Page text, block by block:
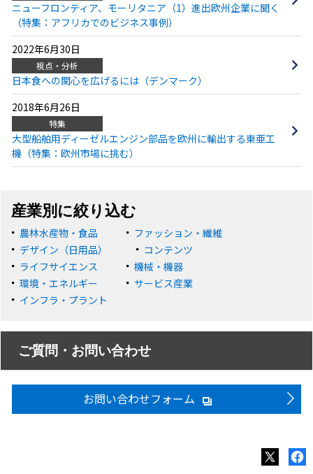
ニューフロンティア、モーリタニア（1）進出欧州企業に聞く
（特集：アフリカでのビジネス事例）
2022年6月30日
視点・分析
日本食への関心を広げるには（デンマーク）
2018年6月26日
特集
大型船舶用ディーゼルエンジン部品を欧州に輸出する東亜工
機（特集：欧州市場に挑む）
産業別に絞り込む
農林水産物・食品
ファッション・繊維
デザイン（日用品）
コンテンツ
ライフサイエンス
機械・機器
環境・エネルギー
サービス産業
インフラ・プラント
ご質問・お問い合わせ
お問い合わせフォーム